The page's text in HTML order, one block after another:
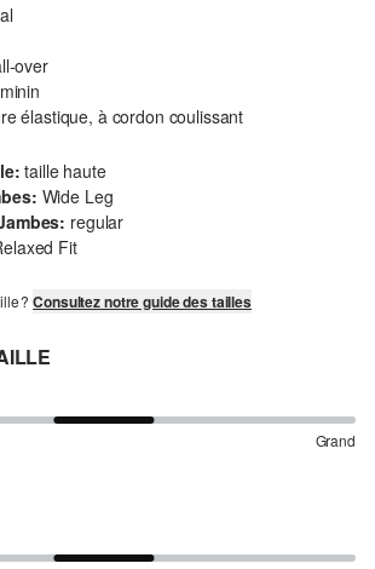
over
élastique, à cordon coulissant
taille haute
Wide Leg
regular
Fit
?Consultez notre guide des tailles
Grand